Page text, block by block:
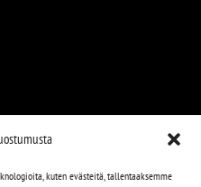
kuten evästeitä, tallentaaksemme